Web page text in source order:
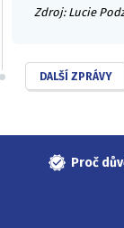
Zdroj: Lucie
DALŠÍ ZPRÁVY
Proč